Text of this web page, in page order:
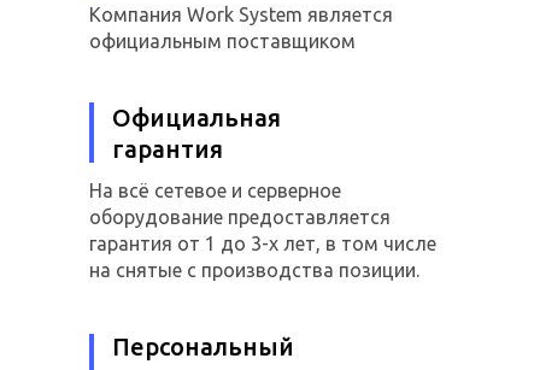
Компания Work System является
официальным поставщиком
Официальная
гарантия
На всё сетевое и серверное
оборудование предоставляется
гарантия от 1 до 3-х лет, в том числе
на снятые с производства позиции.
Персональный